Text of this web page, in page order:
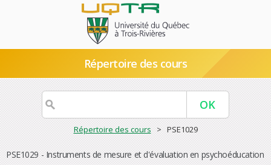
Répertoire des cours
Répertoire des cours > PSE1029
PSE1029 - Instruments de mesure et d'évaluation en psychoéducation